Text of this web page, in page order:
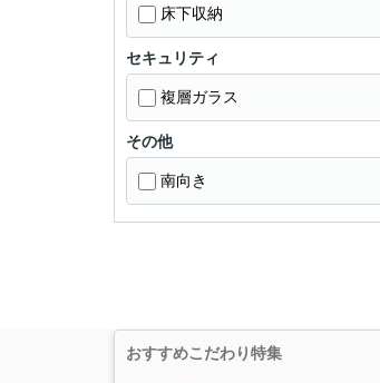
床下収納
セキュリティ
複層ガラス
その他
南向き
おすすめこだわり特集